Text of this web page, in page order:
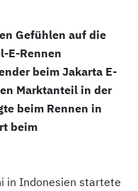
Gefühlen auf die
E-Rennen
beim Jakarta E-
Marktanteil in der
beim Rennen in
beim
in Indonesien startete